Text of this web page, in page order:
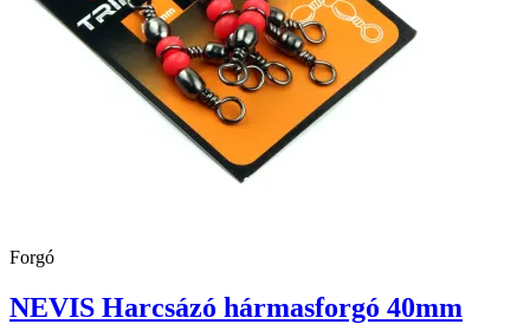
Forgó
NEVIS Harcsázó hármasforgó 40mm